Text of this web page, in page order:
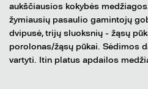
aukščiausios kokybės
žymiausių pasaulio gamintojų
dvipusė, trijų sluoksnių - žąsų
porolonas/žąsų pūkai. Sėdimos
vartyti. Itin platus apdailos